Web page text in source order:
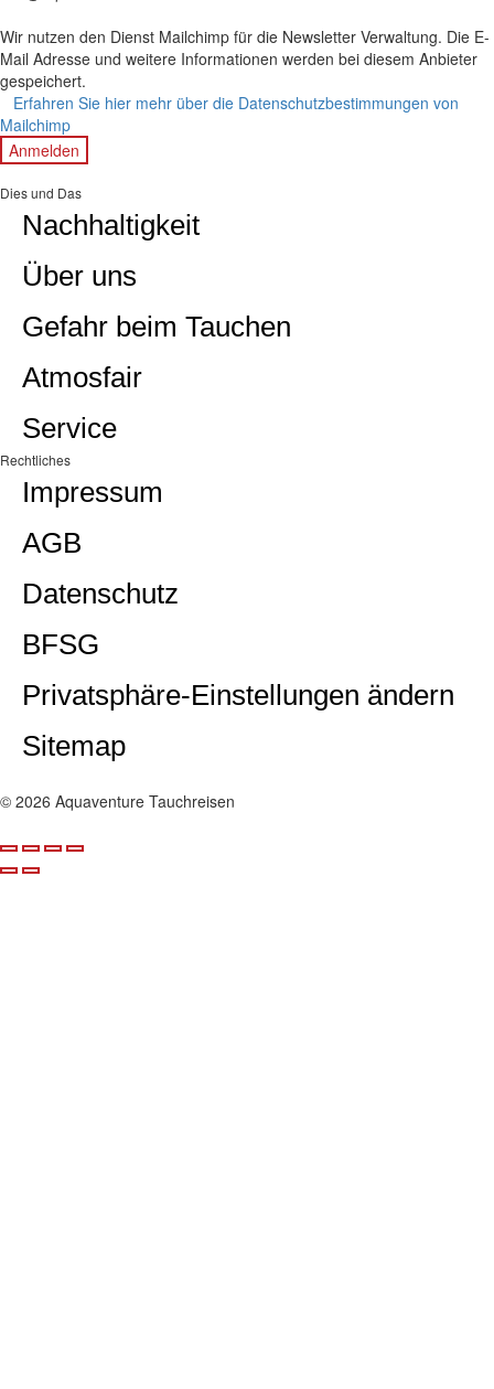
Wir nutzen den Dienst Mailchimp für die Newsletter Verwaltung. Die E-
Mail Adresse und weitere Informationen werden bei diesem Anbieter
gespeichert.
Erfahren Sie hier mehr über die Datenschutzbestimmungen von
Mailchimp
Anmelden
Dies und Das
Nachhaltigkeit
Über uns
Gefahr beim Tauchen
Atmosfair
Service
Rechtliches
Impressum
AGB
Datenschutz
BFSG
Privatsphäre-Einstellungen ändern
Sitemap
© 2026 Aquaventure Tauchreisen